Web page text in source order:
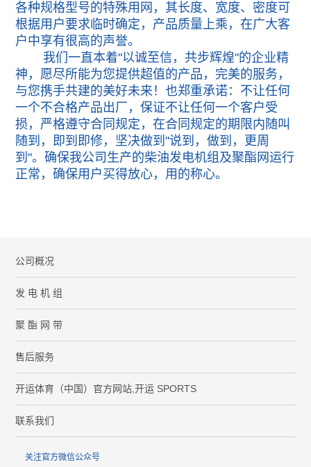
各种规格型号的特殊用网，其长度、宽度、密度可
根据用户要求临时确定，产品质量上乘，在广大客
户中享有很高的声誉。
我们一直本着"以诚至信，共步辉煌"的企业精
神，愿尽所能为您提供超值的产品，完美的服务，
与您携手共建的美好未来！也郑重承诺：不让任何
一个不合格产品出厂，保证不让任何一个客户受
损，严格遵守合同规定，在合同规定的期限内随叫
随到，即到即修，坚决做到"说到，做到，更周
到"。确保我公司生产的柴油发电机组及聚酯网运行
正常，确保用户买得放心，用的称心。
公司概况
发 电 机 组
聚 酯 网 带
售后服务
开运体育（中国）官方网站,开运 SPORTS
联系我们
关注官方微信公众号